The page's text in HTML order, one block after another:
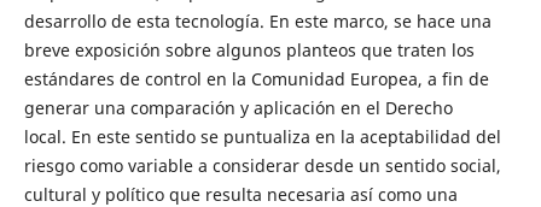
desarrollo de esta tecnología. En este marco, se hace una
breve exposición sobre algunos planteos que traten los
estándares de control en la Comunidad Europea, a fin de
generar una comparación y aplicación en el Derecho
local. En este sentido se puntualiza en la aceptabilidad del
riesgo como variable a considerar desde un sentido social,
cultural y político que resulta necesaria así como una